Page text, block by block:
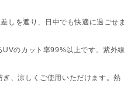
しを遮り、日中でも快適に過ごせま
のカット率99%以上です。紫外線
、涼しくご使用いただけます。熱